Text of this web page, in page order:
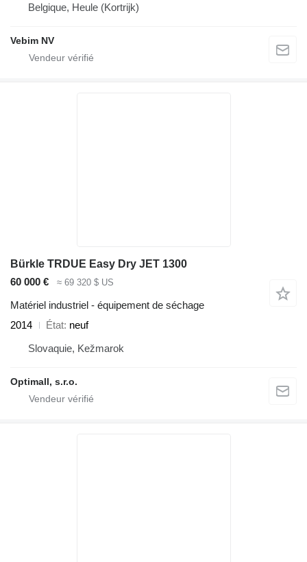
Belgique, Heule (Kortrijk)
Vebim NV
Bürkle TRDUE Easy Dry JET 1300
60 000 €
≈ 69 320 $ US
Matériel industriel - équipement de séchage
2014
État neuf
Slovaquie, Kežmarok
Optimall, s.r.o.